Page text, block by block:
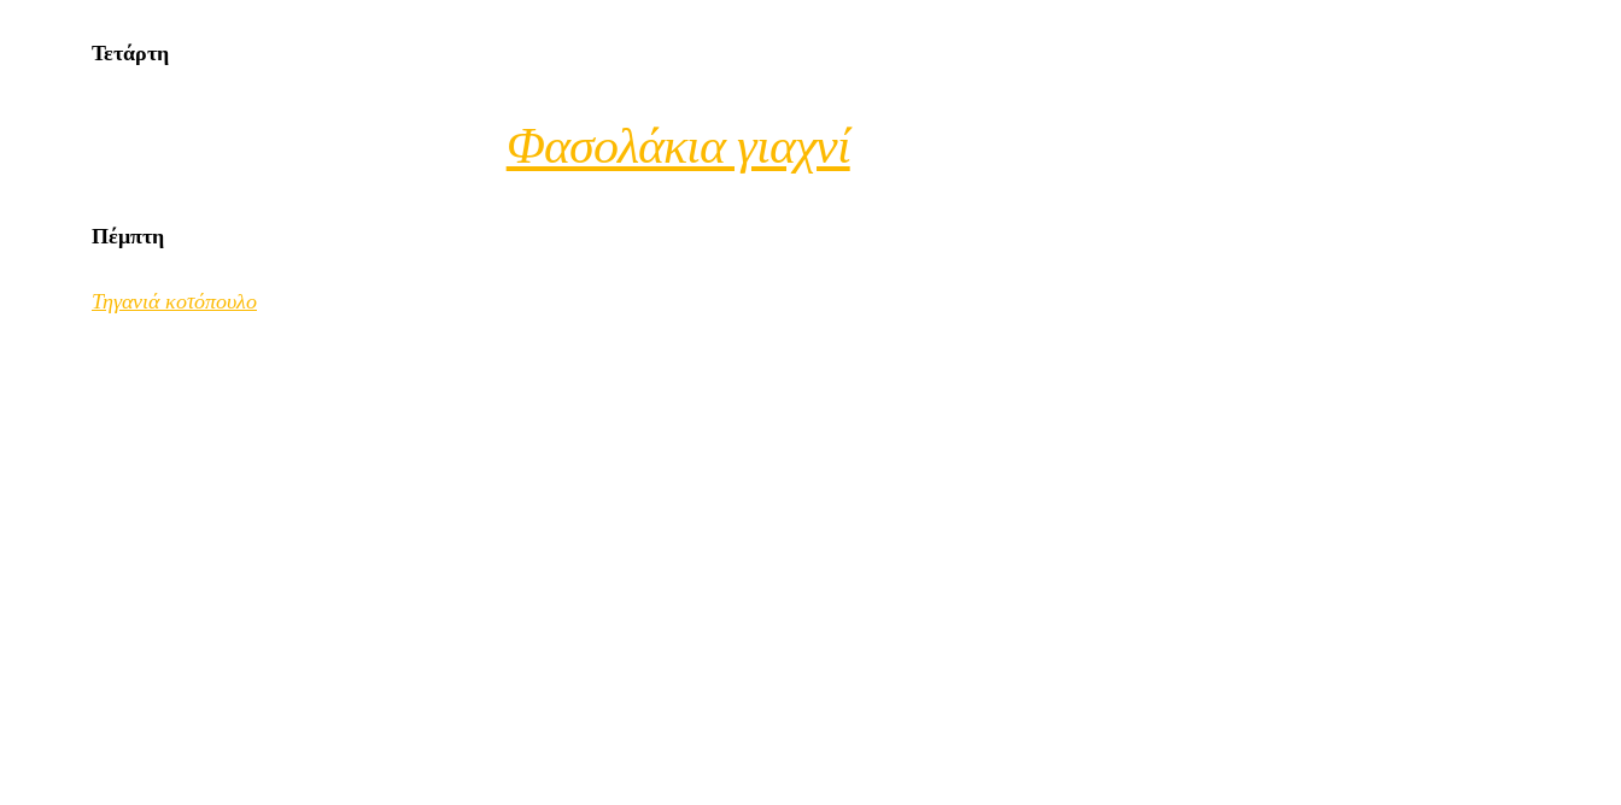
Τετάρτη
Φασολάκια γιαχνί
Πέμπτη
Τηγανιά κοτόπουλο